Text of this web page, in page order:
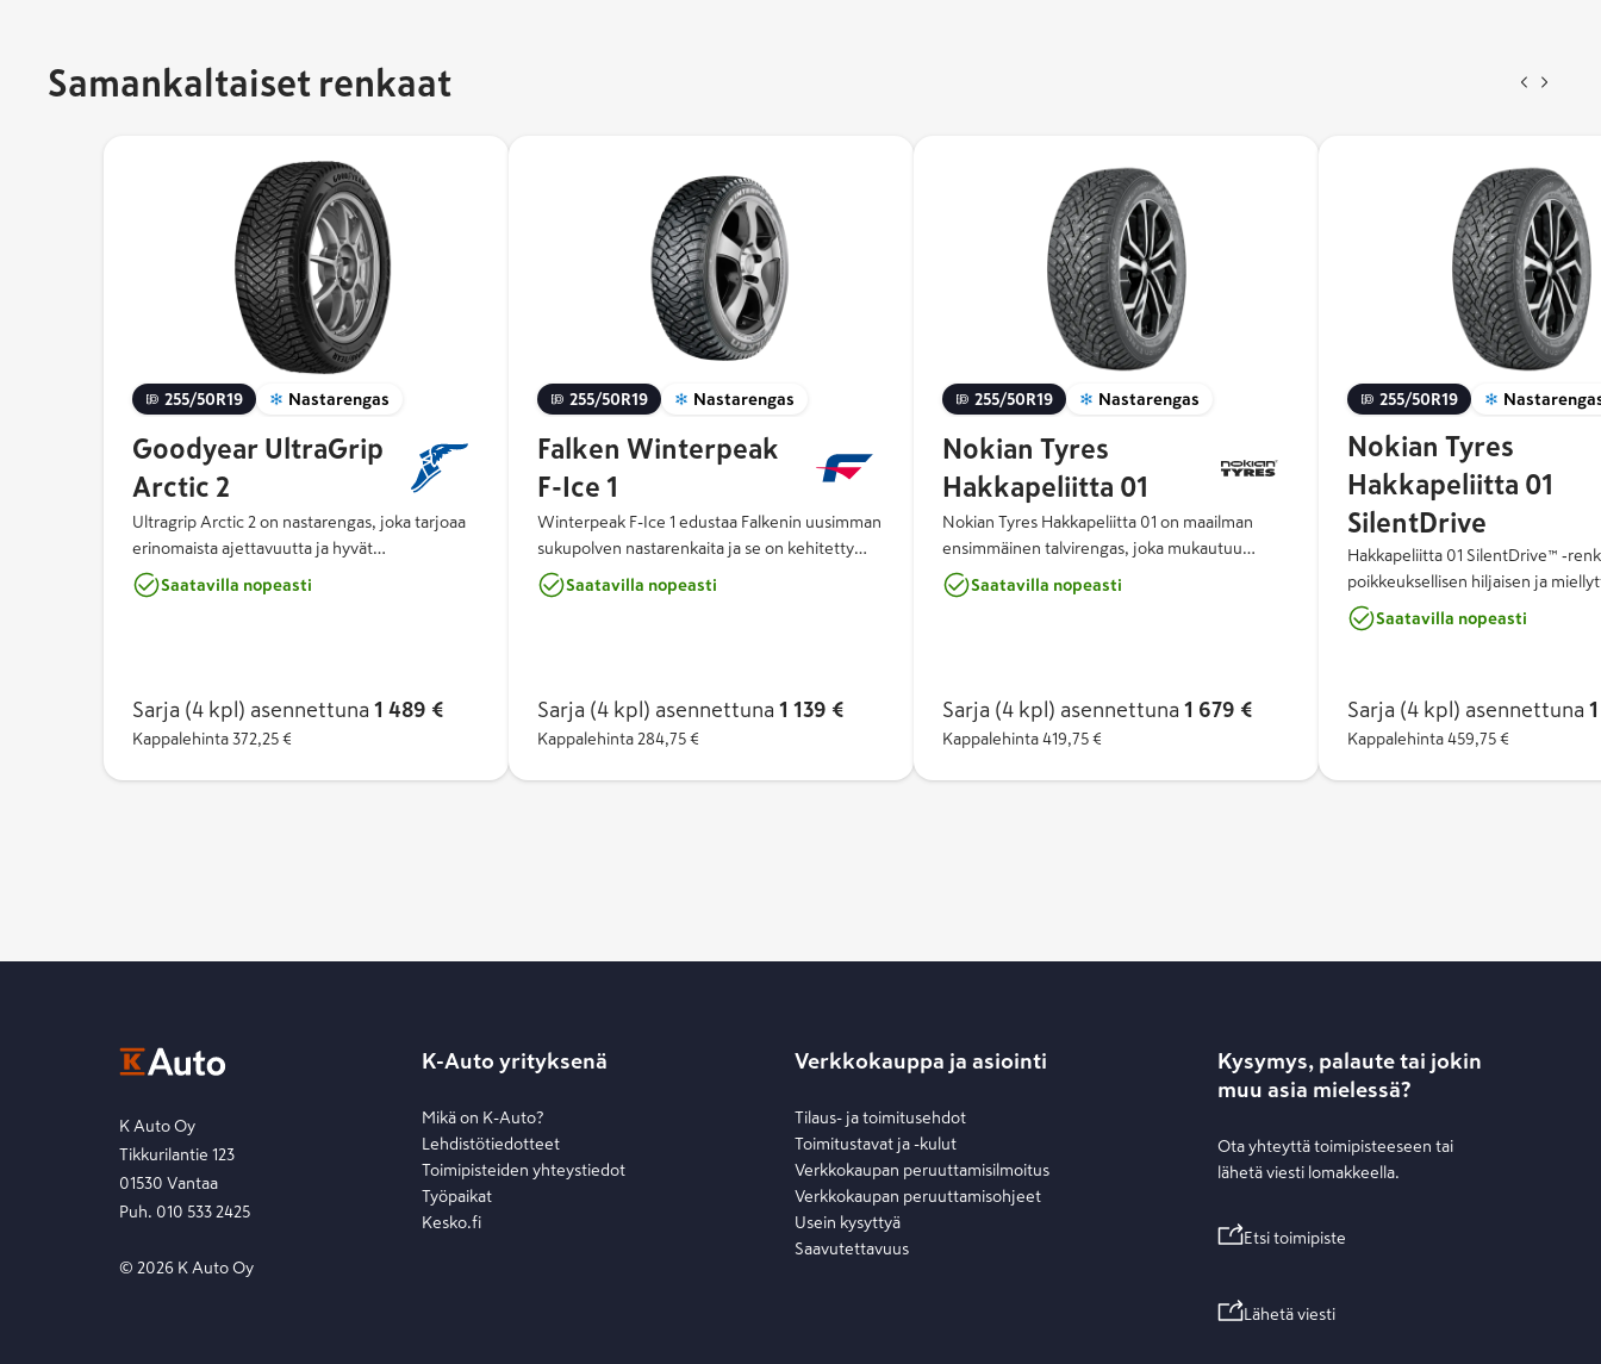
Samankaltaiset renkaat
255/50R19 Nastarengas
Goodyear UltraGrip
Arctic 2
Ultragrip Arctic 2 on nastarengas, joka tarjoaa
erinomaista ajettavuutta ja hyvät
jarrutusominaisuudet lumella ja jäällä. Sen
Arctic Eagle Claw -nastan muoto on terävä
kiinnipysymistä ja takaa hyvän suorituskyvyn
renkaan käyttöiän aikana.
Saatavilla nopeasti
Sarja (4 kpl) asennettuna 1 489 €
Kappalehinta 372,25 €
255/50R19 Nastarengas
Falken Winterpeak
F-Ice 1
Winterpeak F-Ice 1 edustaa Falkenin uusimman
sukupolven nastarenkaita ja se on kehitetty
Pohjoismaiden ankariin talviolosuhteisiin.
Rengas edustaa Falkenin viimeisintä
Saatavilla nopeasti
Sarja (4 kpl) asennettuna 1 139 €
Kappalehinta 284,75 €
255/50R19 Nastarengas
Nokian Tyres
Hakkapeliitta 01
Nokian Tyres Hakkapeliitta 01 on maailman
ensimmäinen talvirengas, joka mukautuu
automaattisesti sääolosuhteisiin lämpötilaan
reagoivan nastateknologian avulla. Renkaan
tarkempaa ja hellävaraisempaa ajettavuutta
paljaalla tiellä. Tuloksena on entistä
kuluttava talvirengas, joka on suunniteltu
Saatavilla nopeasti
Sarja (4 kpl) asennettuna 1 679 €
Kappalehinta 419,75 €
255/50R19
Nokian Tyres
Hakkapeliitta 01
SilentDrive
Hakkapeliitta 01 SilentDrive™
poikkeuksellisen hiljaisen ja
ajokokemuksen vähentämällä
rengasmelua. Renkaan Double
jäällä ja lumella sekä tarkempaa ja
hellävaraisempaa ajettavuutta
Saatavilla nopeasti
Sarja (4 kpl) asennettuna
Kappalehinta 459,75 €
K Auto Oy
Tikkurilantie 123
01530 Vantaa
Puh. 010 533 2425
© 2026 K Auto Oy
K-Auto yrityksenä
Mikä on K-Auto?
Lehdistötiedotteet
Toimipisteiden yhteystiedot
Työpaikat
Kesko.fi
Verkkokauppa ja asiointi
Tilaus- ja toimitusehdot
Toimitustavat ja -kulut
Verkkokaupan peruuttamisilmoitus
Verkkokaupan peruuttamisohjeet
Usein kysyttyä
Saavutettavuus
Kysymys, palaute tai jokin
muu asia mielessä?
Ota yhteyttä toimipisteeseen tai
lähetä viesti lomakkeella.
Etsi toimipiste
Lähetä viesti